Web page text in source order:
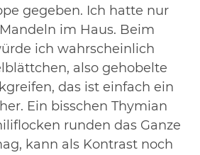
gegeben. Ich hatte nur
im Haus. Beim
ich wahrscheinlich
also gehobelte
das ist einfach ein
Ein bisschen Thymian
runden das Ganze
kann als Kontrast noch